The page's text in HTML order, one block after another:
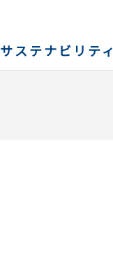
サステナビリティ